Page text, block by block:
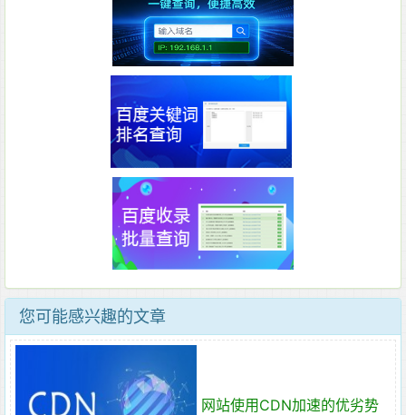
您可能感兴趣的文章
网站使用CDN加速的优劣势